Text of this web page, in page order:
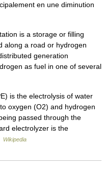
en une diminution
is a storage or filling
along a road or hydrogen
generation
as fuel in one of several
is the electrolysis of water
oxygen (O2) and hydrogen
passed through the
electrolyzer is the
Wikipedia